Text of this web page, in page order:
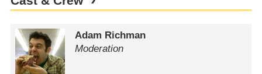
Adam Richman
Moderation